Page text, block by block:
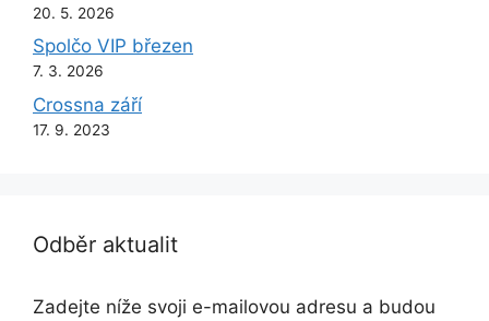
20. 5. 2026
Spolčo VIP březen
7. 3. 2026
Crossna září
17. 9. 2023
Odběr aktualit
Zadejte níže svoji e-mailovou adresu a budou